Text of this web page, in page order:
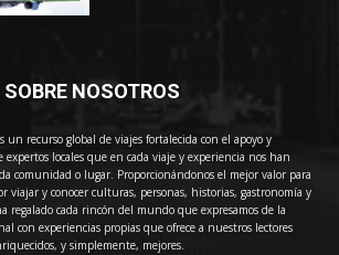
SOBRE NOSOTROS
un recurso global de viajes fortalecida con el apoyo y
locales que en cada viaje y experiencia nos han
comunidad o lugar. Proporcionándonos el mejor valor para
viajar y conocer culturas, personas, historias, gastronomía y
regalado cada rincón del mundo que expresamos de la
con experiencias propias que ofrece a nuestros lectores
y simplemente, mejores.